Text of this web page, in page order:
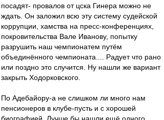
посадят- провалов от цска Гинера можно не
ждать. Он заложил всю эту систему судейской
коррупции, хамства на пресс-конференциях,
покровительства Вале Иванову, попытку
разрушить наш чемпионатем путём
объединённого чемпионата.... Радует что рано
или поздно это случится. Ну нашли же вариант
закрыть Ходорковского.
По Адебайору-а не слишком ли много нам
пенсионеров в клубе-пусть и с хорошей